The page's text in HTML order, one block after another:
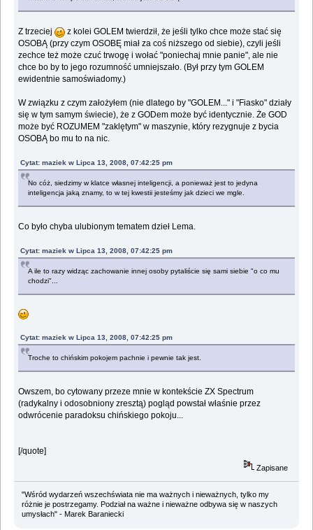
Z trzeciej
z kolei GOLEM twierdził, że jeśli tylko chce może stać się
OSOBĄ (przy czym OSOBĘ miał za coś niższego od siebie), czyli jeśli
zechce też może czuć trwogę i wołać "poniechaj mnie panie", ale nie
chce bo by to jego rozumność umniejszało. (Był przy tym GOLEM
ewidentnie samoświadomy.)
W związku z czym założyłem (nie dlatego by "GOLEM..." i "Fiasko" działy
się w tym samym świecie), że z GODem może być identycznie. Że GOD
może być ROZUMEM "zaklętym" w maszynie, który rezygnuje z bycia
OSOBĄ bo mu to na nic.
Cytat: maziek w Lipca 13, 2008, 07:42:25 pm
No cóż, siedzimy w klatce własnej inteligencji, a ponieważ jest to jedyna
inteligencja jaką znamy, to w tej kwestii jesteśmy jak dzieci we mgle.
Co było chyba ulubionym tematem dzieł Lema.
Cytat: maziek w Lipca 13, 2008, 07:42:25 pm
A ile to razy widząc zachowanie innej osoby pytaliście się sami siebie "o co mu
chodzi"...
Cytat: maziek w Lipca 13, 2008, 07:42:25 pm
Troche to chińskim pokojem pachnie i pewnie tak jest.
Owszem, bo cytowany przeze mnie w kontekście ZX Spectrum
(radykalny i odosobniony zresztą) pogląd powstał właśnie przez
odwrócenie paradoksu chińskiego pokoju...
[/quote]
Zapisane
"Wśród wydarzeń wszechświata nie ma ważnych i nieważnych, tylko my
różnie je postrzegamy. Podział na ważne i nieważne odbywa się w naszych
umysłach" - Marek Baraniecki